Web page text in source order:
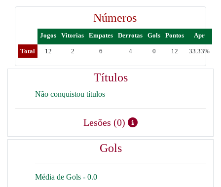
Números
Jogos Vitorias Empates Derrotas Gols Pontos Apr
Total 12 2 6 4 0 12 33.33%
Títulos
Não conquistou títulos
Lesões (0)
Gols
Média de Gols - 0.0